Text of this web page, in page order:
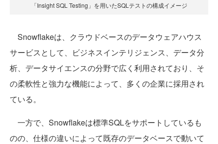
「Insight SQL Testing」を用いたSQLテストの構成イメージ
Snowflakeは、クラウドベースのデータウェアハウス
サービスとして、ビジネスインテリジェンス、データ分
析、データサイエンスの分野で広く利用されており、そ
の柔軟性と強力な機能によって、多くの企業に採用され
ている。
一方で、Snowflakeは標準SQLをサポートしているも
のの、仕様の違いによって既存のデータベースで動いて